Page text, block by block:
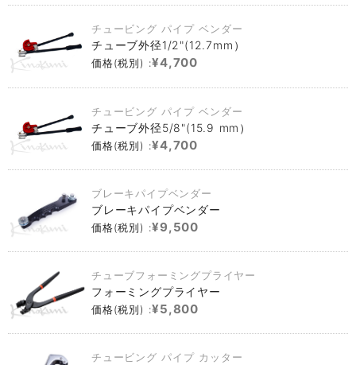
チュービング パイプ ベンダー
チューブ外径1/2"(12.7mm）
価格(税別) :¥4,700
チュービング パイプ ベンダー
チューブ外径5/8"(15.9 mm）
価格(税別) :¥4,700
ブレーキパイプベンダー
ブレーキパイプベンダー
価格(税別) :¥9,500
チューブフォーミングプライヤー
フォーミングプライヤー
価格(税別) :¥5,800
チュービング パイプ カッター